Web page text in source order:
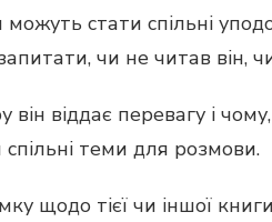
стати спільні
чи не читав він,
віддає перевагу і
теми для розмови.
щодо тієї чи іншої